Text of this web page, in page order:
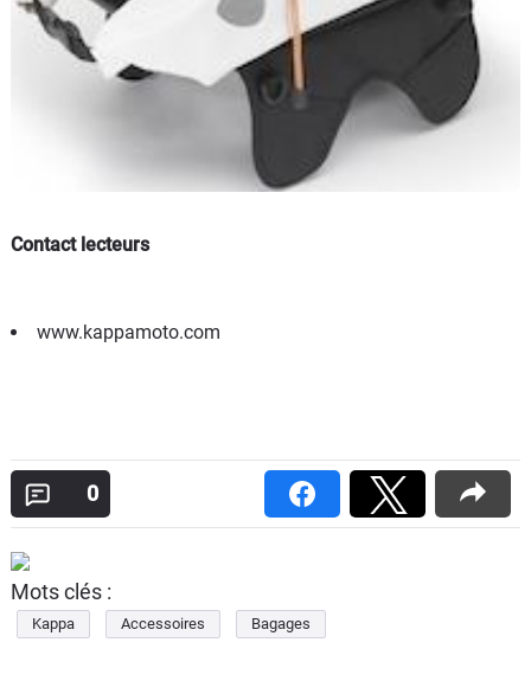
Contact lecteurs
www.kappamoto.com
0
Mots clés :
Kappa Accessoires Bagages